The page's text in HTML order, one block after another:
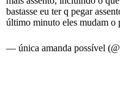
bastasse eu ter q pegar
último minuto eles mudam o
— única amanda possível